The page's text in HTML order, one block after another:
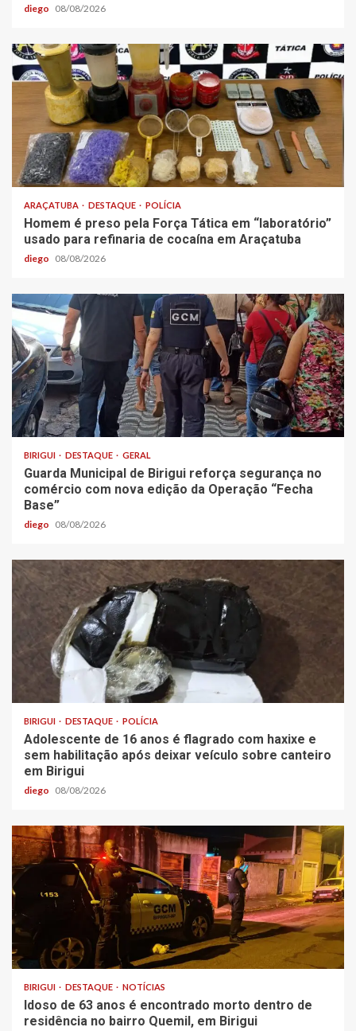
diego 08/08/2026
ARAÇATUBA DESTAQUE POLÍCIA
Homem é preso pela Força Tática em “laboratório”
usado para refinaria de cocaína em Araçatuba
diego 08/08/2026
BIRIGUI DESTAQUE GERAL
Guarda Municipal de Birigui reforça segurança no
comércio com nova edição da Operação “Fecha
Base”
diego 08/08/2026
BIRIGUI DESTAQUE POLÍCIA
Adolescente de 16 anos é flagrado com haxixe e
sem habilitação após deixar veículo sobre canteiro
em Birigui
diego 08/08/2026
BIRIGUI DESTAQUE NOTÍCIAS
Idoso de 63 anos é encontrado morto dentro de
residência no bairro Quemil, em Birigui